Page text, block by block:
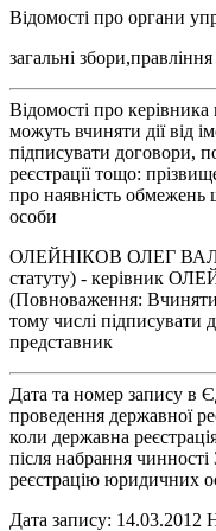
Відомості про органи
загальні збори,правління
Відомості про
можуть вчиняти дії від
підписувати договори,
реєстрації тощо:
про наявність
особи
ОЛЕЙНІКОВ ОЛЕГ
статуту) - керівник
(Повноваження: Вчиняти
тому числі підписувати
представник
Дата та номер запису в
проведення державної
коли державна
після набрання
реєстрацію юридичних
Дата запису: 14.03.2012